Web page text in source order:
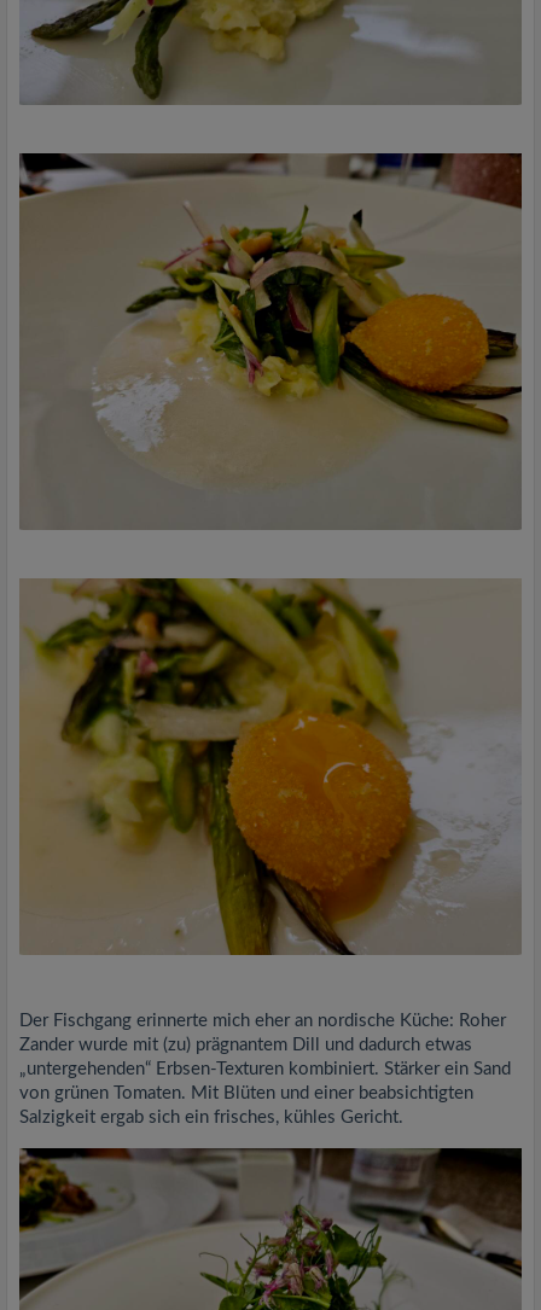
Der Fischgang erinnerte mich eher an nordische Küche: Roher
Zander wurde mit (zu) prägnantem Dill und dadurch etwas
„untergehenden“ Erbsen-Texturen kombiniert. Stärker ein Sand
von grünen Tomaten. Mit Blüten und einer beabsichtigten
Salzigkeit ergab sich ein frisches, kühles Gericht.